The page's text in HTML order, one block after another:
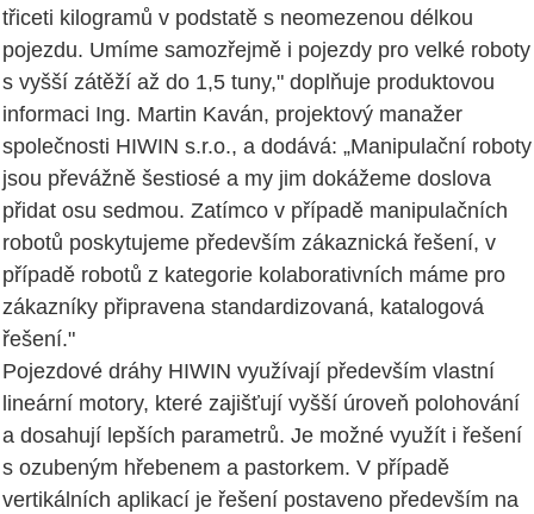
třiceti kilogramů v podstatě s neomezenou délkou
pojezdu. Umíme samozřejmě i pojezdy pro velké roboty
s vyšší zátěží až do 1,5 tuny," doplňuje produktovou
informaci Ing. Martin Kaván, projektový manažer
společnosti HIWIN s.r.o., a dodává: „Manipulační roboty
jsou převážně šestiosé a my jim dokážeme doslova
přidat osu sedmou. Zatímco v případě manipulačních
robotů poskytujeme především zákaznická řešení, v
případě robotů z kategorie kolaborativních máme pro
zákazníky připravena standardizovaná, katalogová
řešení."
Pojezdové dráhy HIWIN využívají především vlastní
lineární motory, které zajišťují vyšší úroveň polohování
a dosahují lepších parametrů. Je možné využít i řešení
s ozubeným hřebenem a pastorkem. V případě
vertikálních aplikací je řešení postaveno především na